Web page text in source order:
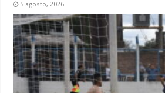
5 agosto, 2026